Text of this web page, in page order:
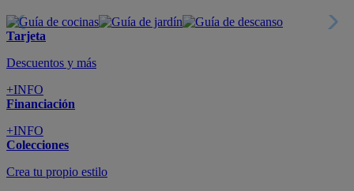
Tarjeta
Descuentos y más
+INFO
Financiación
+INFO
Colecciones
Crea tu propio estilo